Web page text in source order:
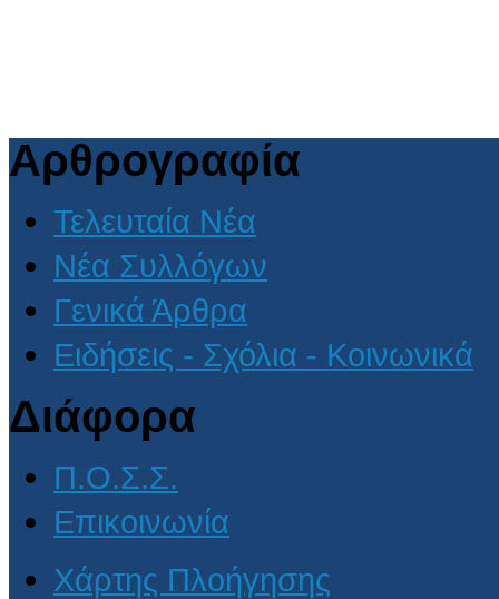
Αρθρογραφία
Τελευταία Νέα
Νέα Συλλόγων
Γενικά Άρθρα
Ειδήσεις - Σχόλια - Κοινωνικά
Διάφορα
Π.Ο.Σ.Σ.
Επικοινωνία
Χάρτης Πλοήγησης